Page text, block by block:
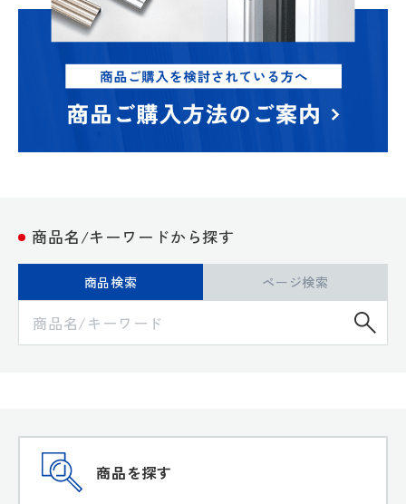
商品名/キーワードから探す
商品検索 ページ検索
商品を探す